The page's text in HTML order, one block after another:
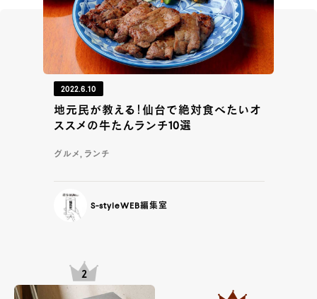
2022.6.10
地元民が教える！仙台で絶対食べたいオ
ススメの牛たんランチ10選
グルメ, ランチ
S-styleWEB編集室